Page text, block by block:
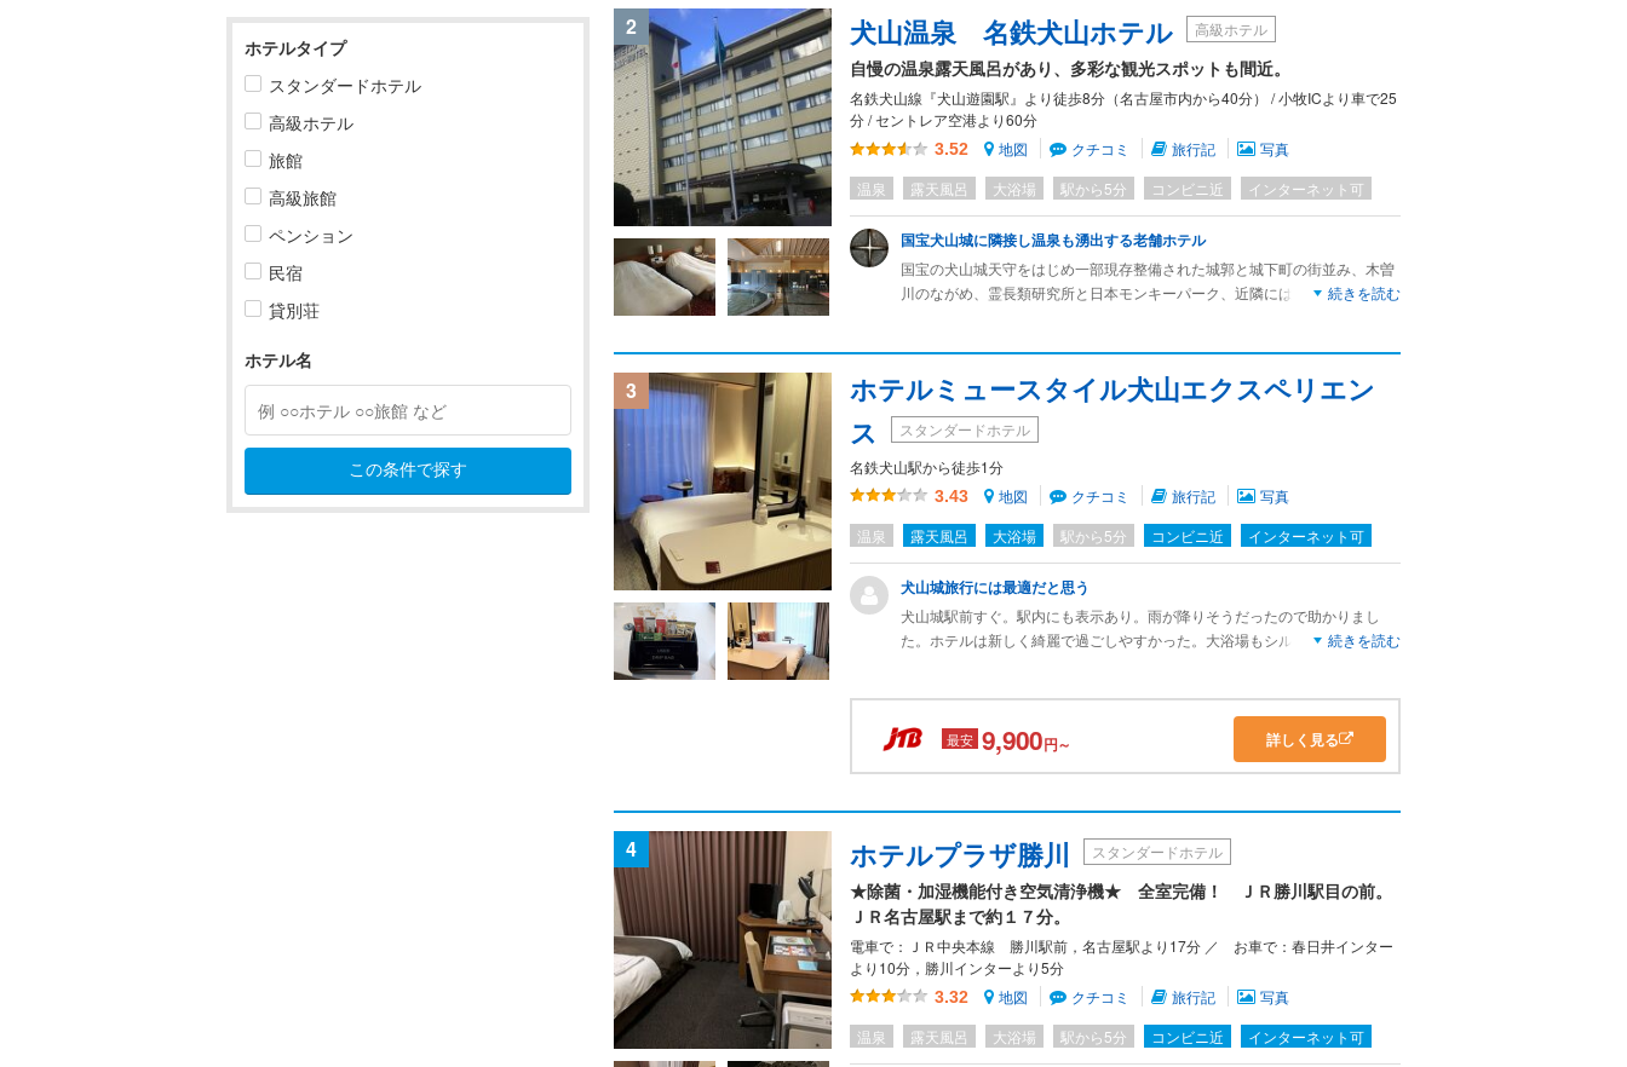
2 犬山温泉 名鉄犬山ホテル 高級ホテル
自慢の温泉露天風呂があり、多彩な観光スポットも間近。
名鉄犬山線『犬山遊園駅』より徒歩8分（名古屋市内から40分） / 小牧ICより車で25
分 / セントレア空港より60分
3.52 地図 クチコミ 旅行記
写真
温泉
露天風呂 大浴場 駅から5分 コンビニ近 インターネット可
国宝犬山城に隣接し温泉も湧出する老舗ホテル
国宝の犬山城天守をはじめ一部現存整備された城郭と城下町の街並み、木曽
川のながめ、霊長類研究所と日本モンキーパーク、近隣には博物館明治村や
違うコースを選べるように予約した方が良い。
続きを読む
3
ホテルミュースタイル犬山エクスペリエン
ス
スタンダードホテル
名鉄犬山駅から徒歩1分
3.43 地図 クチコミ 旅行記
写真
温泉
露天風呂 大浴場 駅から5分 コンビニ近 インターネット可
犬山城旅行には最適だと思う
犬山城駅前すぐ。駅内にも表示あり。雨が降りそうだったので助かりまし
た。ホテルは新しく綺麗で過ごしやすかった。大浴場もシルク系露天風呂や
洗面所がベッド脇に付いていてこれはこれで使いやすかった。
続きを読む
最安 9,900円～ 詳しく見る
4 ホテルプラザ勝川 スタンダードホテル
★除菌・加湿機能付き空気清浄機★ 全室完備！ ＪＲ勝川駅目の前。
ＪＲ名古屋駅まで約１７分。
電車で：ＪＲ中央本線 勝川駅前，名古屋駅より17分 ／ お車で：春日井インター
より10分，勝川インターより5分
3.32 地図 クチコミ 旅行記
写真
温泉
露天風呂 大浴場 駅から5分 コンビニ近 インターネット可
静岡
愛知すべて
名古屋
一宮・小牧・犬山・春日井すべて
小牧
犬山
春日井
ホテルタイプ
スタンダードホテル
高級ホテル
旅館
高級旅館
ペンション
民宿
貸別荘
ホテル名
この条件で探す